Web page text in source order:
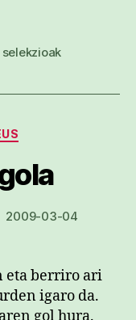
selekzioak
2009-03-04
eta berriro ari
igaro da.
gol hura.